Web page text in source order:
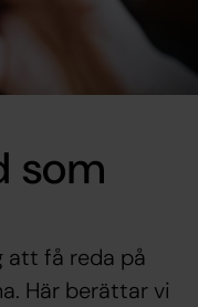
som
att få reda på
Här berättar vi